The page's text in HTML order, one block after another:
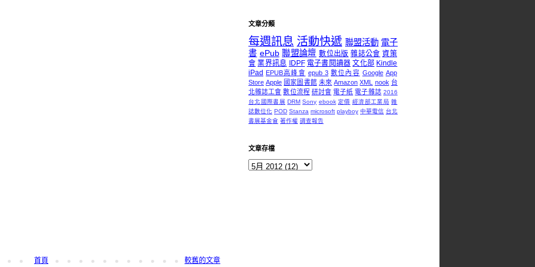
較舊的文章
首頁
文章分類
每週訊息 活動快遞 聯盟活動 電子
書 ePub 聯盟論壇 數位出版 雜誌公會 資策
會 業界訊息 IDPF 電子書閱讀器 文化部 Kindle
iPad
EPUB高峰會 epub 3 數位內容 Google App
Store Apple 國家圖書館 未來 Amazon XML nook 台
北雜誌工會 數位流程 研討會 電子紙 電子雜誌 2016
台北國際書展 DRM Sony ebook 定價 經濟部工業局 雜
誌數位化 POD Stanza microsoft playboy 中華電信 台北
書展基金會 著作權 調查報告
文章存檔